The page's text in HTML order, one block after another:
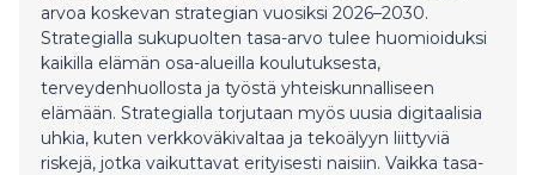
arvoa koskevan strategian vuosiksi 2026–2030.
Strategialla sukupuolten tasa-arvo tulee huomioiduksi
kaikilla elämän osa-alueilla koulutuksesta,
terveydenhuollosta ja työstä yhteiskunnalliseen
elämään. Strategialla torjutaan myös uusia digitaalisia
uhkia, kuten verkkoväkivaltaa ja tekoälyyn liittyviä
riskejä, jotka vaikuttavat erityisesti naisiin. Vaikka tasa-